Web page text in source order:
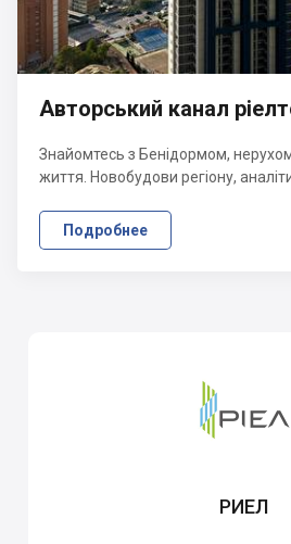
Авторський канал
Знайомтесь з Бенідормом,
життя. Новобудови регіону,
Подробнее
РИЕЛ